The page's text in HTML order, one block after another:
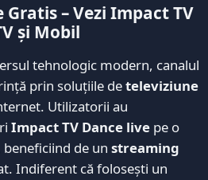
– Vezi Impact TV
și Mobil
tehnologic modern, canalul
prin soluțiile deteleviziune
Utilizatorii au
Impact TV Dance live pe o
de un streaming
Indiferent că folosești un